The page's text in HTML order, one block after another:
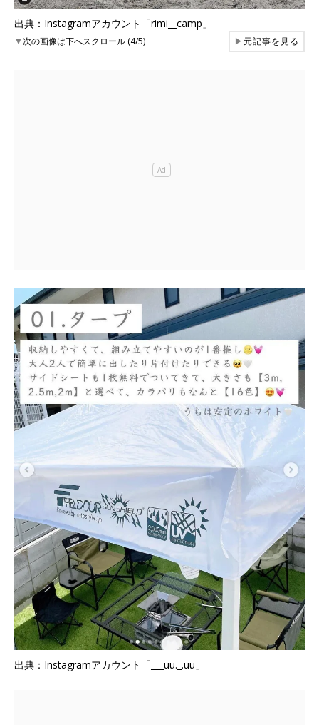
出典：Instagramアカウント「rimi__camp」
▼次の画像は下へスクロール (4/5) ▶元記事を見る
出典：Instagramアカウント「___uu._.uu」